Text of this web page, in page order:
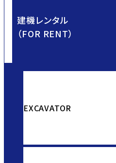
建機レンタル
（FOR RENT）
EXCAVATOR